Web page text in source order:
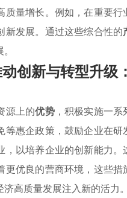
质量增长。例如，在重要
新发展。通过这些综合性的
创新与转型升级
源上的优势，积极实施一系
等惠企政策，鼓励企业在
，以培养企业的创新能力
更优良的营商环境，这些
高质量发展注入新的活力